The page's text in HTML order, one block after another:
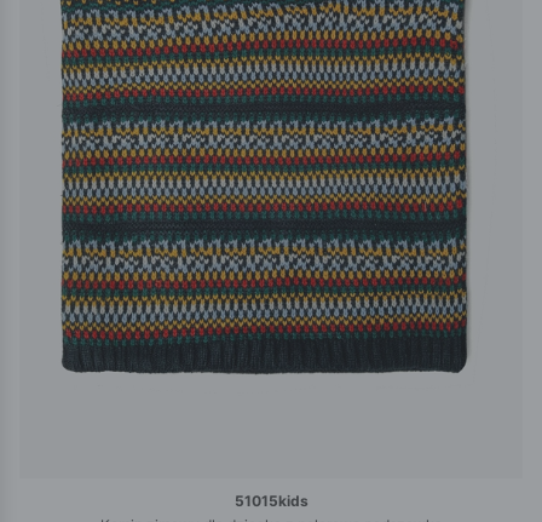
51015kids